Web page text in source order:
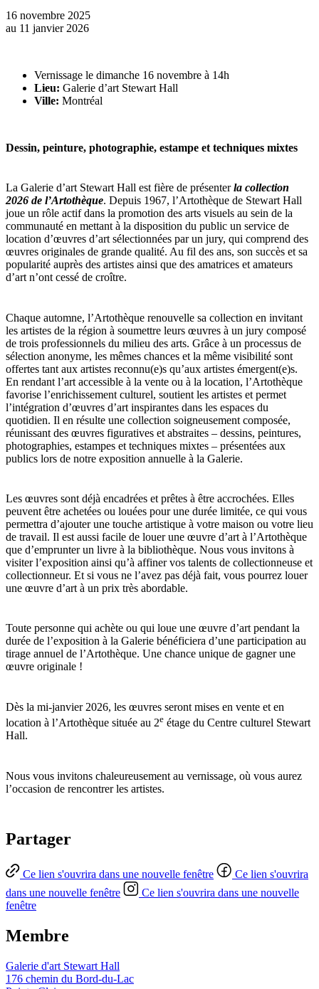
16 novembre 2025
au 11 janvier 2026
Vernissage le dimanche 16 novembre à 14h
Lieu: Galerie d’art Stewart Hall
Ville: Montréal
Dessin, peinture, photographie, estampe et techniques mixtes
La Galerie d’art Stewart Hall est fière de présenterla collection
2026 de l’Artothèque. Depuis 1967, l’Artothèque de Stewart Hall
joue un rôle actif dans la promotion des arts visuels au sein de la
communauté en mettant à la disposition du public un service de
location d’œuvres d’art sélectionnées par un jury, qui comprend des
œuvres originales de grande qualité. Au fil des ans, son succès et sa
popularité auprès des artistes ainsi que des amatrices et amateurs
d’art n’ont cessé de croître.
Chaque automne, l’Artothèque renouvelle sa collection en invitant
les artistes de la région à soumettre leurs œuvres à un jury composé
de trois professionnels du milieu des arts. Grâce à un processus de
sélection anonyme, les mêmes chances et la même visibilité sont
offertes tant aux artistes reconnu(e)s qu’aux artistes émergent(e)s.
En rendant l’art accessible à la vente ou à la location, l’Artothèque
favorise l’enrichissement culturel, soutient les artistes et permet
l’intégration d’œuvres d’art inspirantes dans les espaces du
quotidien. Il en résulte une collection soigneusement composée,
réunissant des œuvres figuratives et abstraites – dessins, peintures,
photographies, estampes et techniques mixtes – présentées aux
publics lors de notre exposition annuelle à la Galerie.
Les œuvres sont déjà encadrées et prêtes à être accrochées. Elles
peuvent être achetées ou louées pour une durée limitée, ce qui vous
permettra d’ajouter une touche artistique à votre maison ou votre lieu
de travail. Il est aussi facile de louer une œuvre d’art à l’Artothèque
que d’emprunter un livre à la bibliothèque. Nous vous invitons à
visiter l’exposition ainsi qu’à affiner vos talents de collectionneuse et
collectionneur. Et si vous ne l’avez pas déjà fait, vous pourrez louer
une œuvre d’art à un prix très abordable.
Toute personne qui achète ou qui loue une œuvre d’art pendant la
durée de l’exposition à la Galerie bénéficiera d’une participation au
tirage annuel de l’Artothèque. Une chance unique de gagner une
œuvre originale !
Dès la mi-janvier 2026, les œuvres seront mises en vente et en
location à l’Artothèque située au 2e étage du Centre culturel Stewart
Hall.
Nous vous invitons chaleureusement au vernissage, où vous aurez
l’occasion de rencontrer les artistes.
Partager
Ce lien s'ouvrira dans une nouvelle fenêtre
Ce lien s'ouvrira
dans une nouvelle fenêtre
Ce lien s'ouvrira dans une nouvelle
fenêtre
Membre
Galerie d'art Stewart Hall
176 chemin du Bord-du-Lac